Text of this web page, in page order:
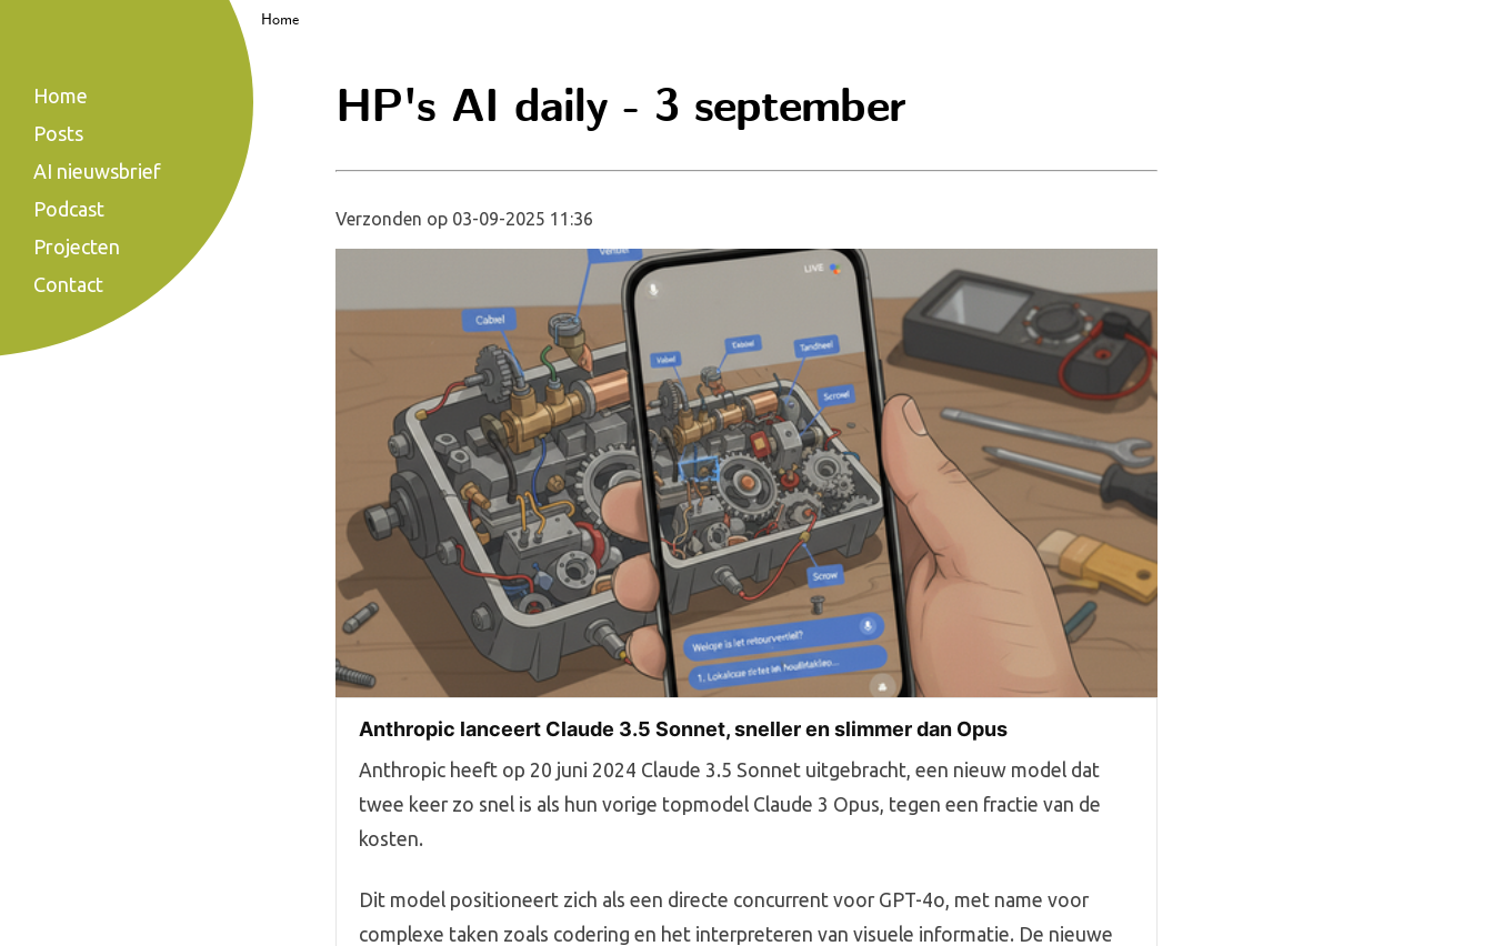
Home
Home
Posts
AI nieuwsbrief
Podcast
Projecten
Contact
HP's AI daily - 3 september
Verzonden op 03-09-2025 11:36
Anthropic lanceert Claude 3.5 Sonnet, sneller en slimmer dan Opus
Anthropic heeft op 20 juni 2024 Claude 3.5 Sonnet uitgebracht, een nieuw model dat
twee keer zo snel is als hun vorige topmodel Claude 3 Opus, tegen een fractie van de
kosten.
Dit model positioneert zich als een directe concurrent voor GPT-4o, met name voor
complexe taken zoals codering en het interpreteren van visuele informatie. De nieuwe